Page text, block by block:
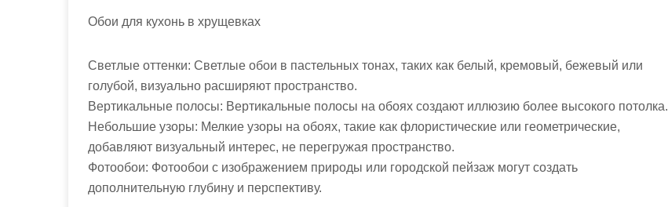
Обои для кухонь в хрущевках
Светлые оттенки: Светлые обои в пастельных тонах, таких как белый, кремовый, бежевый или
голубой, визуально расширяют пространство.
Вертикальные полосы: Вертикальные полосы на обоях создают иллюзию более высокого потолка.
Небольшие узоры: Мелкие узоры на обоях, такие как флористические или геометрические,
добавляют визуальный интерес, не перегружая пространство.
Фотообои: Фотообои с изображением природы или городской пейзаж могут создать
дополнительную глубину и перспективу.